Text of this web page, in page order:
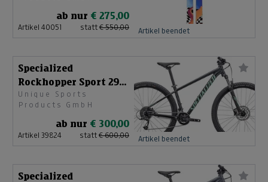
ab nur € 275,00
Artikel 40051 statt € 550,00 Artikel beendet
Specialized
Rockhopper Sport 29
Größe M 91522-6803
Unique Sports
Products GmbH
ab nur € 300,00
Artikel 39824 statt € 600,00 Artikel beendet
Specialized